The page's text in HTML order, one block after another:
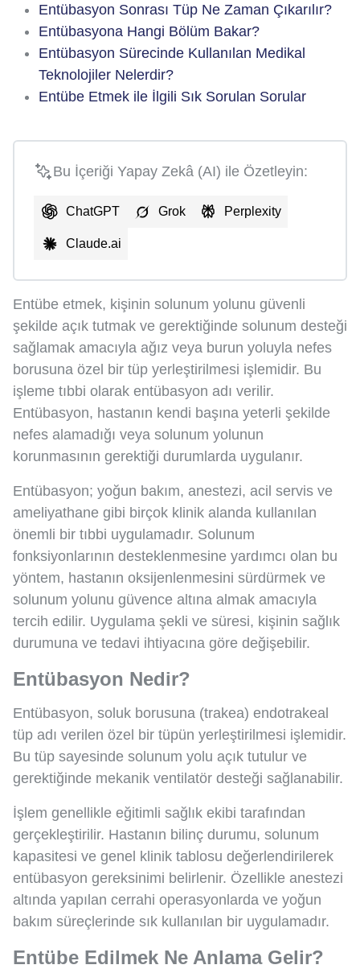
Entübasyon Sonrası Tüp Ne Zaman Çıkarılır?
Entübasyona Hangi Bölüm Bakar?
Entübasyon Sürecinde Kullanılan Medikal
Teknolojiler Nelerdir?
Entübe Etmek ile İlgili Sık Sorulan Sorular
Bu İçeriği Yapay Zekâ (AI) ile Özetleyin:
ChatGPT Grok Perplexity
Claude.ai
Entübe etmek, kişinin solunum yolunu güvenli
şekilde açık tutmak ve gerektiğinde solunum desteği
sağlamak amacıyla ağız veya burun yoluyla nefes
borusuna özel bir tüp yerleştirilmesi işlemidir. Bu
işleme tıbbi olarak entübasyon adı verilir.
Entübasyon, hastanın kendi başına yeterli şekilde
nefes alamadığı veya solunum yolunun
korunmasının gerektiği durumlarda uygulanır.
Entübasyon; yoğun bakım, anestezi, acil servis ve
ameliyathane gibi birçok klinik alanda kullanılan
önemli bir tıbbi uygulamadır. Solunum
fonksiyonlarının desteklenmesine yardımcı olan bu
yöntem, hastanın oksijenlenmesini sürdürmek ve
solunum yolunu güvence altına almak amacıyla
tercih edilir. Uygulama şekli ve süresi, kişinin sağlık
durumuna ve tedavi ihtiyacına göre değişebilir.
Entübasyon Nedir?
Entübasyon, soluk borusuna (trakea) endotrakeal
tüp adı verilen özel bir tüpün yerleştirilmesi işlemidir.
Bu tüp sayesinde solunum yolu açık tutulur ve
gerektiğinde mekanik ventilatör desteği sağlanabilir.
İşlem genellikle eğitimli sağlık ekibi tarafından
gerçekleştirilir. Hastanın bilinç durumu, solunum
kapasitesi ve genel klinik tablosu değerlendirilerek
entübasyon gereksinimi belirlenir. Özellikle anestezi
altında yapılan cerrahi operasyonlarda ve yoğun
bakım süreçlerinde sık kullanılan bir uygulamadır.
Entübe Edilmek Ne Anlama Gelir?